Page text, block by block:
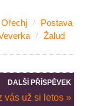
Ořechj
Postava
Žalud
DALŠÍ PŘÍSPĚVEK
vás už si letos »